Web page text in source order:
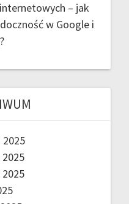
– jak
w Google i